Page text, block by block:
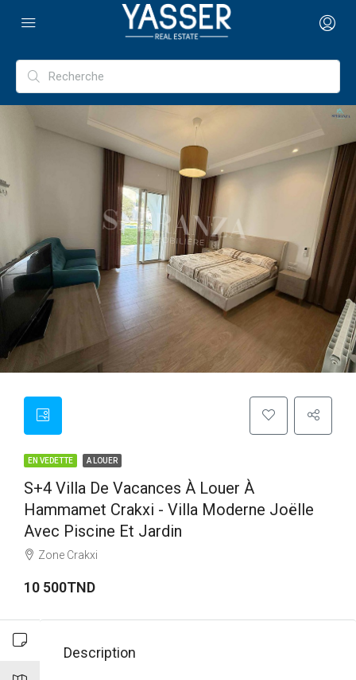
EN VEDETTE A LOUER
S+4 Villa De Vacances À Louer À
Hammamet Crakxi - Villa Moderne Joëlle
Avec Piscine Et Jardin
Zone Crakxi
10 500TND
Description